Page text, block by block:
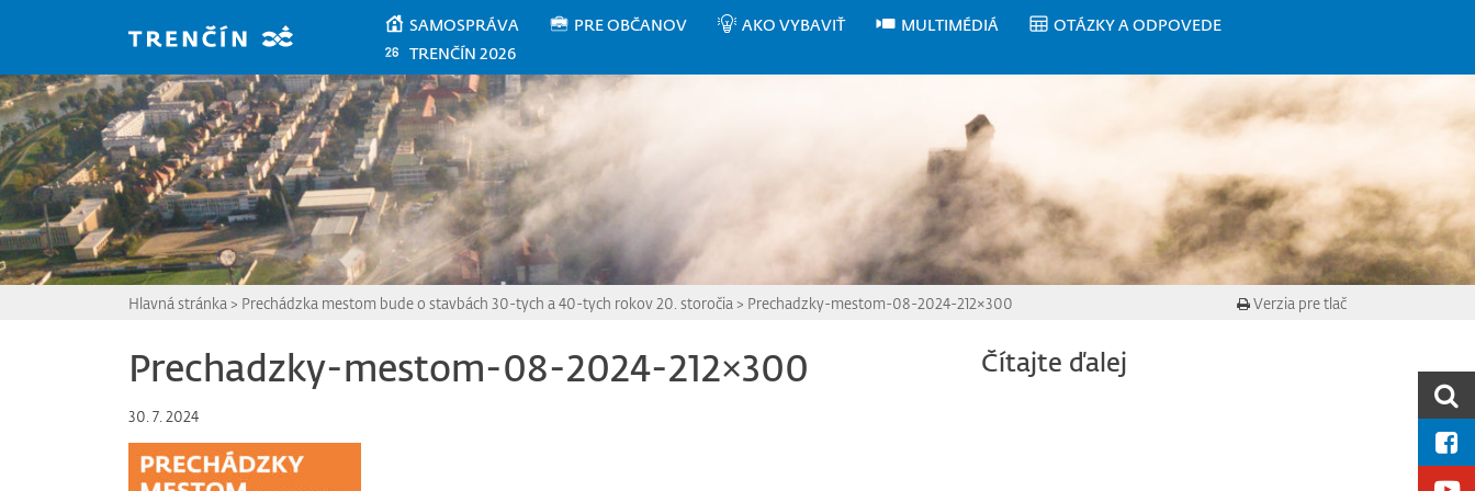
SAMOSPRÁVA PRE OBČANOV AKO VYBAVIŤ MULTIMÉDIÁ
OTÁZKY A ODPOVEDE
TRENČÍN 2026
Hlavná stránka > Prechádzka mestom bude o stavbách 30-tych a 40-tych rokov 20. storočia > Prechadzky-mestom-08-2024-212×300 Verzia pre tlač
Prechadzky-mestom-08-2024-212×300
30. 7. 2024
Čítajte ďalej